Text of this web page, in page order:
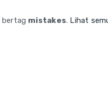
bertag mistakes. Lihat